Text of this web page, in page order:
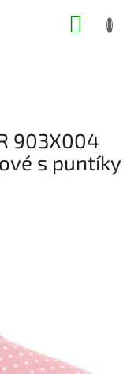
903X004
s puntíky